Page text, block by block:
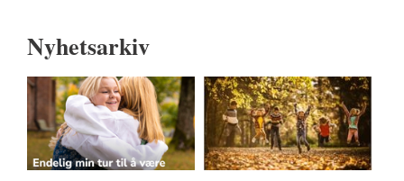
Nyhetsarkiv